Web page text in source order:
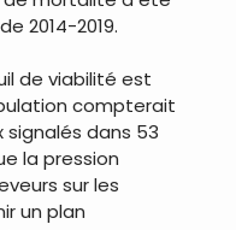
2014-2019.
de viabilité est
compterait
signalés dans 53
la pression
sur les
un plan